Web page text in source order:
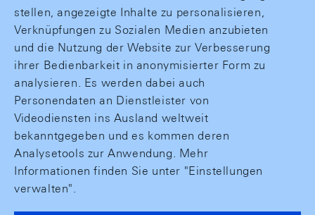
stellen, angezeigte Inhalte zu personalisieren,
Verknüpfungen zu Sozialen Medien anzubieten
und die Nutzung der Website zur Verbesserung
ihrer Bedienbarkeit in anonymisierter Form zu
analysieren. Es werden dabei auch
Personendaten an Dienstleister von
Videodiensten ins Ausland weltweit
bekanntgegeben und es kommen deren
Analysetools zur Anwendung. Mehr
Informationen finden Sie unter "Einstellungen
verwalten".